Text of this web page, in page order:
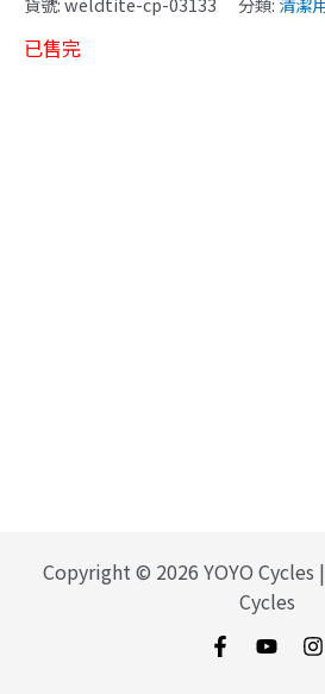
已售完
Copyright © 2026 YOYO Cycles
Cycles